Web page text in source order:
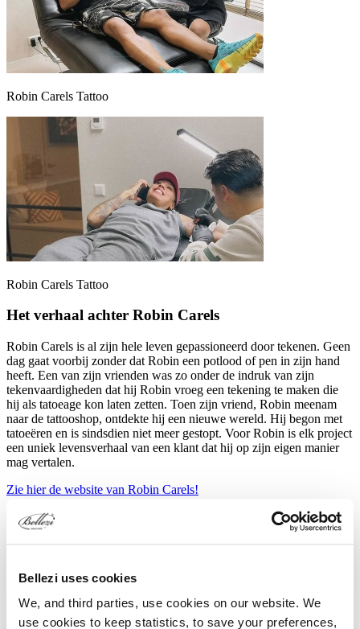
Bellezi uses cookies
We, and third parties, use cookies on our website. We
use cookies to keep statistics, to save your preferences,
Robin Carels Tattoo
Robin Carels Tattoo
Het verhaal achter Robin Carels
Robin Carels is al zijn hele leven gepassioneerd door tekenen. Geen
dag gaat voorbij zonder dat Robin een potlood of pen in zijn hand
heeft. Een van zijn vrienden was zo onder de indruk van zijn
tekenvaardigheden dat hij Robin vroeg een tekening te maken die
hij als tatoeage kon laten zetten. Toen zijn vriend, Robin meenam
naar de tattooshop, ontdekte hij een nieuwe wereld. Hij begon met
tatoeëren en is sindsdien niet meer gestopt. Voor Robin is elk project
een uniek levensverhaal van een klant dat hij op zijn eigen manier
mag vertalen.
Zie hier de website van Robin Carels!